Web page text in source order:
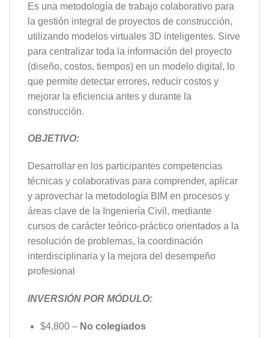
Es una metodología de trabajo colaborativo para
la gestión integral de proyectos de construcción,
utilizando modelos virtuales 3D inteligentes. Sirve
para centralizar toda la información del proyecto
(diseño, costos, tiempos) en un modelo digital, lo
que permite detectar errores, reducir costos y
mejorar la eficiencia antes y durante la
construcción.
OBJETIVO:
Desarrollar en los participantes competencias
técnicas y colaborativas para comprender, aplicar
y aprovechar la metodología BIM en procesos y
áreas clave de la Ingeniería Civil, mediante
cursos de carácter teórico-práctico orientados a la
resolución de problemas, la coordinación
interdisciplinaria y la mejora del desempeño
profesional
INVERSIÓN POR MÓDULO:
$4,800 – No colegiados